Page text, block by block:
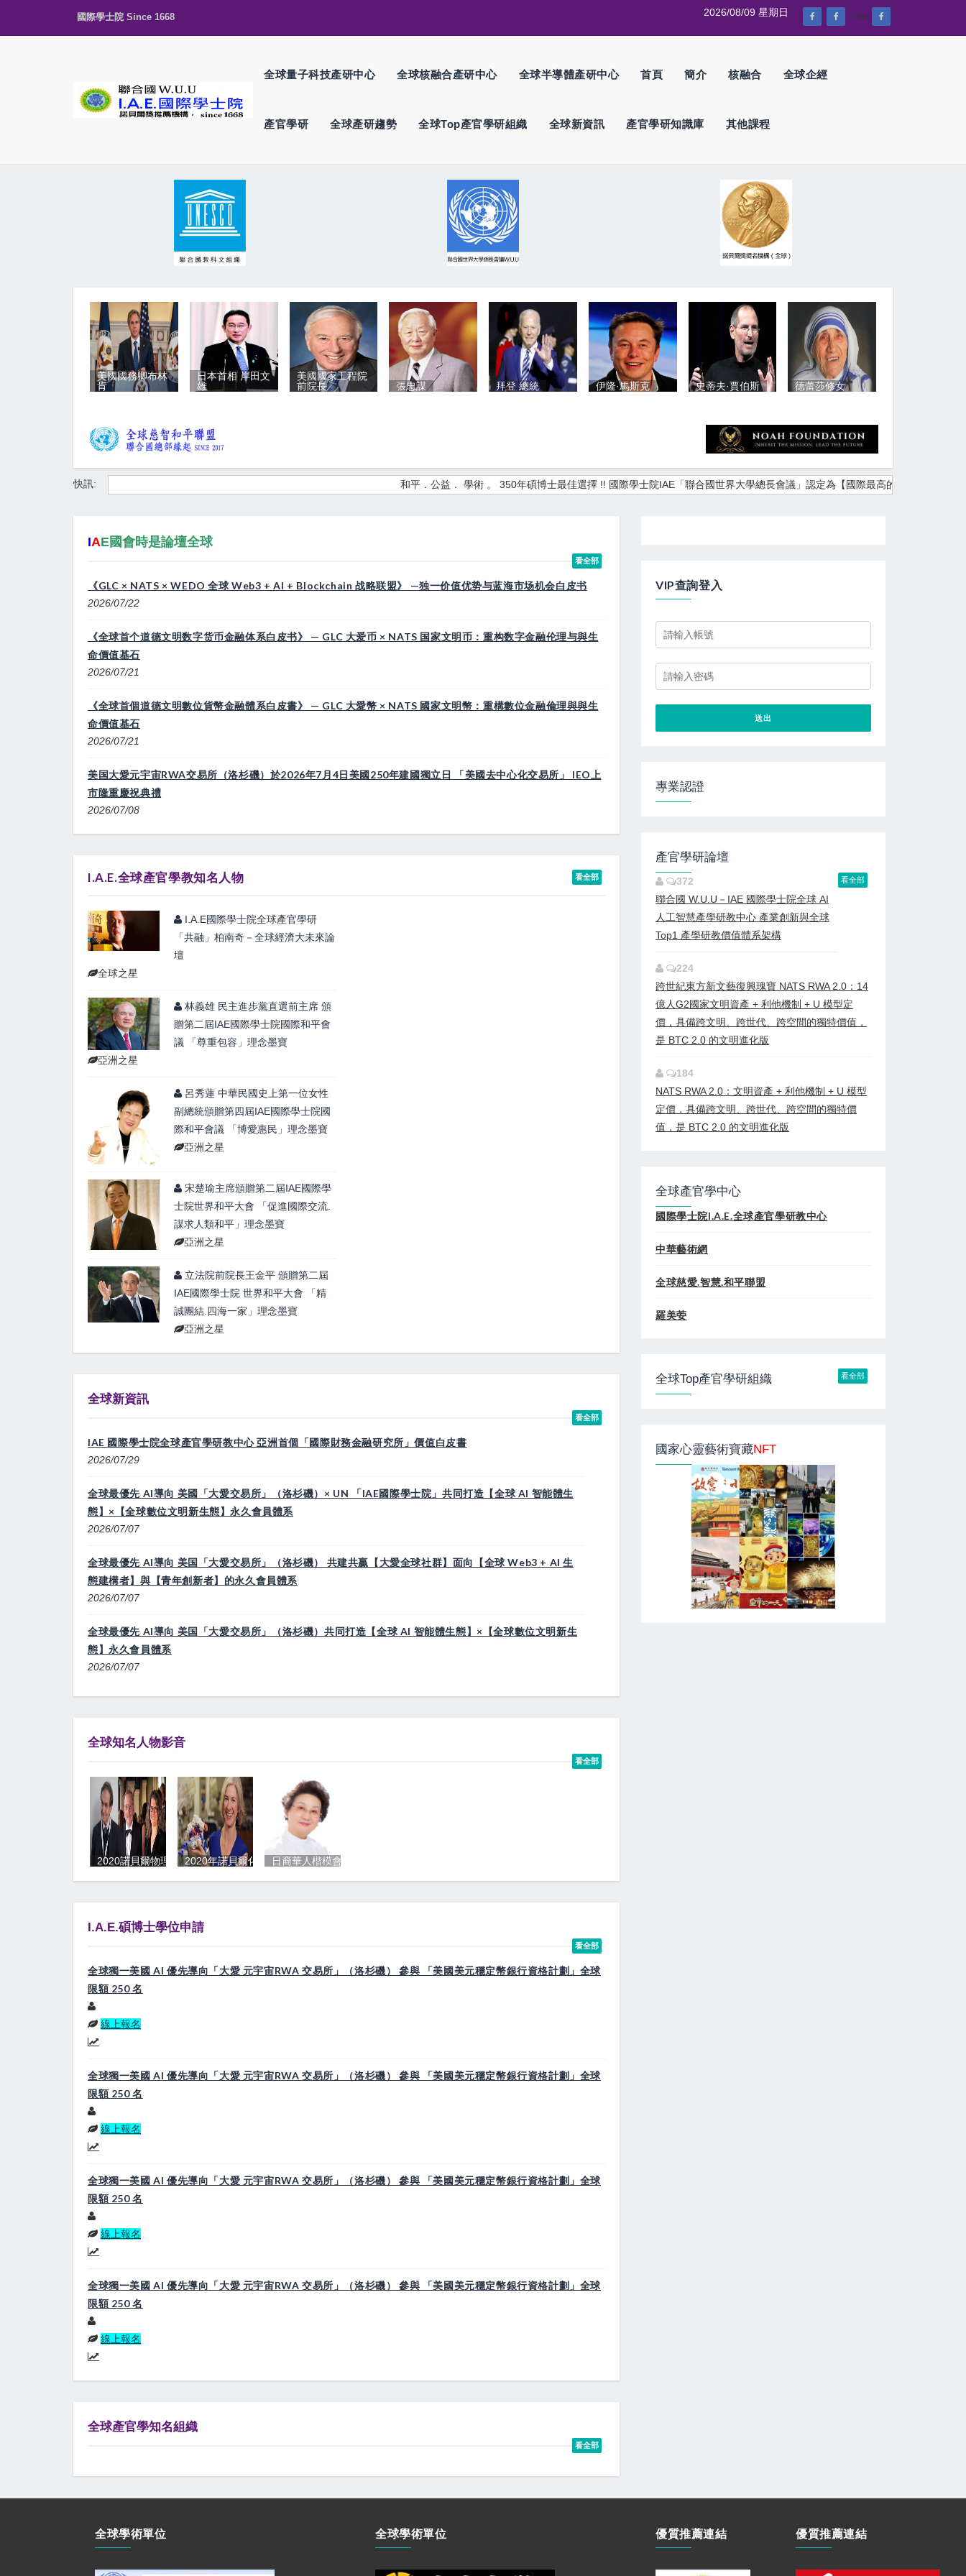
國際學士院 Since 1668 --%>
2026/08/09 星期日
全球量子科技產研中心 全球核融合產研中心 全球半導體產研中心 首頁 簡介 核融合 全球企經
產官學研 全球產研趨勢 全球Top產官學研組織 全球新資訊 產官學研知識庫 其他課程
美國國務卿布林
肯
日本首相 岸田文
雄
美國國家工程院
前院長
張忠謀 拜登 總統 伊隆·馬斯克 史蒂夫·賈伯斯 德蕾莎修女
快訊: 和平．公益． 學術 。 350年碩博士最佳選擇 !! 國際學士院IAE「聯合國世界大學總長會議」認定為【國際最高的審議評鑑機構】
IAE國會時是論壇全球
看全部
《GLC × NATS × WEDO 全球 Web3 + AI + Blockchain 战略联盟》 —独一价值优势与蓝海市场机会白皮书
2026/07/22
《全球首个道德文明数字货币金融体系白皮书》 — GLC 大爱币 × NATS 国家文明币：重构数字金融伦理与與生
命價值基石
2026/07/21
《全球首個道德文明數位貨幣金融體系白皮書》 — GLC 大愛幣 × NATS 國家文明幣：重構數位金融倫理與與生
命價值基石
2026/07/21
美国大愛元宇宙RWA交易所（洛杉磯）於2026年7月4日美國250年建國獨立日 「美國去中心化交易所」 IEO上
市隆重慶祝典禮
2026/07/08
I.A.E.全球產官學教知名人物 看全部
I.A.E國際學士院全球產官學研
「共融」柏南奇－全球經濟大未來論
壇
全球之星
林義雄 民主進步黨直選前主席 頒
贈第二屆IAE國際學士院國際和平會
議 「尊重包容」理念墨寶
亞洲之星
呂秀蓮 中華民國史上第一位女性
副總統頒贈第四屆IAE國際學士院國
際和平會議 「博愛惠民」理念墨寶
亞洲之星
宋楚瑜主席頒贈第二屆IAE國際學
士院世界和平大會 「促進國際交流.
謀求人類和平」理念墨寶
亞洲之星
立法院前院長王金平 頒贈第二屆
IAE國際學士院 世界和平大會 「精
誠團結.四海一家」理念墨寶
亞洲之星
全球新資訊
看全部
IAE 國際學士院全球產官學研教中心 亞洲首個「國際財務金融研究所」價值白皮書
2026/07/29
全球最優先 AI導向 美國「大愛交易所」（洛杉磯）× UN 「IAE國際學士院」共同打造【全球 AI 智能體生
態】×【全球數位文明新生態】永久會員體系
2026/07/07
全球最優先 AI導向 美国「大愛交易所」（洛杉磯） 共建共贏【大愛全球社群】面向【全球 Web3 + AI 生
態建構者】與【青年創新者】的永久會員體系
2026/07/07
全球最優先 AI導向 美国「大愛交易所」（洛杉磯）共同打造【全球 AI 智能體生態】×【全球數位文明新生
態】永久會員體系
2026/07/07
全球知名人物影音
看全部
2020諾貝爾物理學獎》揭開黑洞的宇宙奧秘！
2020年諾貝爾化學獎 道納（Jennifer A. Doudna）
日裔華人楷模會客廳—林竹盛子
I.A.E.碩博士學位申請
看全部
全球獨一美國 AI 優先導向「大愛 元宇宙RWA 交易所」（洛杉磯） 參與 「美國美元穩定幣銀行資格計劃」全球
限額 250 名
線上報名
全球獨一美國 AI 優先導向「大愛 元宇宙RWA 交易所」（洛杉磯） 參與 「美國美元穩定幣銀行資格計劃」全球
限額 250 名
線上報名
全球獨一美國 AI 優先導向「大愛 元宇宙RWA 交易所」（洛杉磯） 參與 「美國美元穩定幣銀行資格計劃」全球
限額 250 名
線上報名
全球獨一美國 AI 優先導向「大愛 元宇宙RWA 交易所」（洛杉磯） 參與 「美國美元穩定幣銀行資格計劃」全球
限額 250 名
線上報名
全球產官學知名組織
看全部
VIP查詢登入
專業認證
產官學研論壇
看全部
372
聯合國 W.U.U－IAE 國際學士院全球 AI
人工智慧產學研教中心 產業創新與全球
Top1 產學研教價值體系架構
224
跨世紀東方新文藝復興瑰寶 NATS RWA 2.0：14
億人G2國家文明資產 + 利他機制 + U 模型定
價，具備跨文明、跨世代、跨空間的獨特價值，
是 BTC 2.0 的文明進化版
184
NATS RWA 2.0：文明資產 + 利他機制 + U 模型
定價，具備跨文明、跨世代、跨空間的獨特價
值，是 BTC 2.0 的文明進化版
全球產官學中心
國際學士院I.A.E.全球產官學研教中心
中華藝術網
全球慈愛.智慧.和平聯盟
羅美荌
全球Top產官學研組織 看全部
國家心靈藝術寶藏NFT
全球學術單位 全球學術單位 優質推薦連結 優質推薦連結